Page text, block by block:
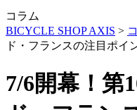
コラム
BICYCLE SHOP AXIS >
ド・フランスの注目ポイ
7/6開幕！第